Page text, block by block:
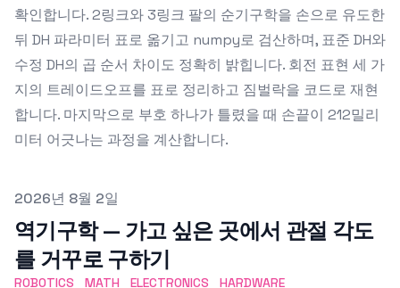
확인합니다. 2링크와 3링크 팔의 순기구학을 손으로 유도한
뒤 DH 파라미터 표로 옮기고 numpy로 검산하며, 표준 DH와
수정 DH의 곱 순서 차이도 정확히 밝힙니다. 회전 표현 세 가
지의 트레이드오프를 표로 정리하고 짐벌락을 코드로 재현
합니다. 마지막으로 부호 하나가 틀렸을 때 손끝이 212밀리
미터 어긋나는 과정을 계산합니다.
Published on
2026년 8월 2일
역기구학 — 가고 싶은 곳에서 관절 각도
를 거꾸로 구하기
ROBOTICS MATH ELECTRONICS
HARDWARE